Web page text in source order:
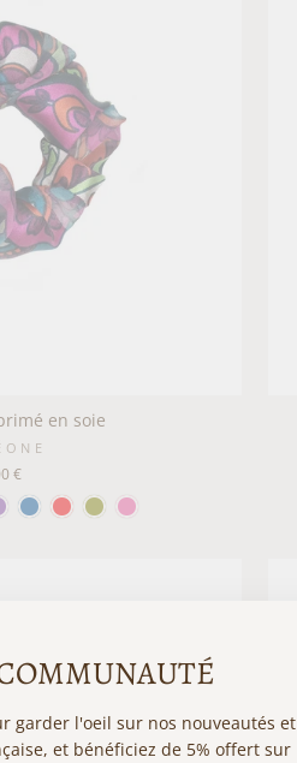
garder l'oeil sur nos nouveautés et
et bénéficiez de 5% offert sur
en soie
€